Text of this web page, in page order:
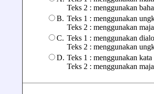
Teks 2 : menggunakan
B. Teks 1 : menggunakan
Teks 2 : menggunakan
C. Teks 1 : menggunakan
Teks 2 : menggunakan
D. Teks 1 : menggunakan kata
Teks 2 : menggunakan